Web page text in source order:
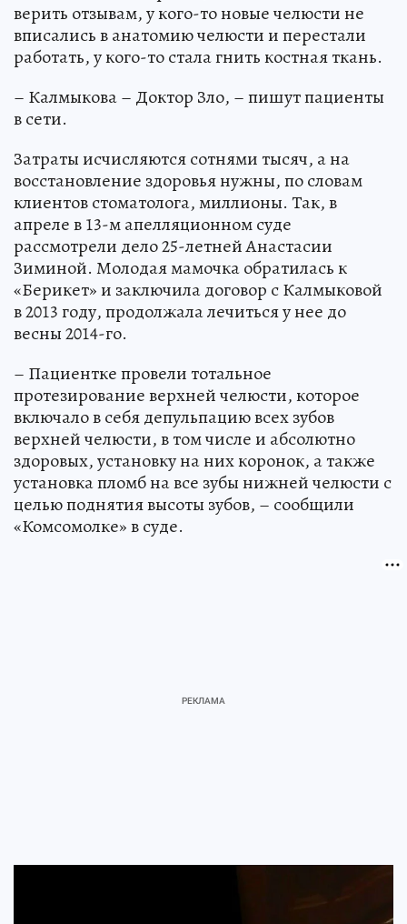
верить отзывам, у кого-то новые челюсти не
вписались в анатомию челюсти и перестали
работать, у кого-то стала гнить костная ткань.
– Калмыкова – Доктор Зло, – пишут пациенты
в сети.
Затраты исчисляются сотнями тысяч, а на
восстановление здоровья нужны, по словам
клиентов стоматолога, миллионы. Так, в
апреле в 13-м апелляционном суде
рассмотрели дело 25-летней Анастасии
Зиминой. Молодая мамочка обратилась к
«Берикет» и заключила договор с Калмыковой
в 2013 году, продолжала лечиться у нее до
весны 2014-го.
– Пациентке провели тотальное
протезирование верхней челюсти, которое
включало в себя депульпацию всех зубов
верхней челюсти, в том числе и абсолютно
здоровых, установку на них коронок, а также
установка пломб на все зубы нижней челюсти с
целью поднятия высоты зубов, – сообщили
«Комсомолке» в суде.